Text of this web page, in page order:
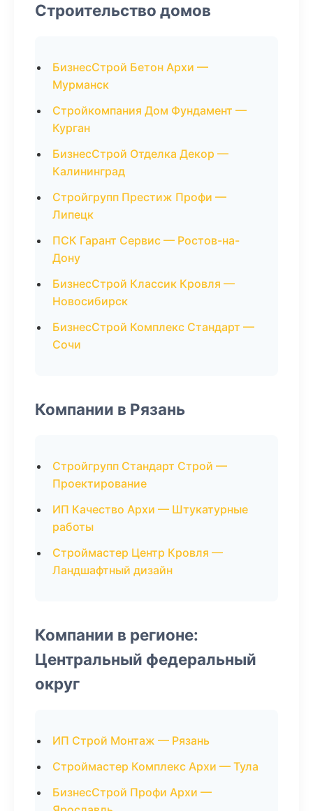
Строительство домов
БизнесСтрой Бетон Архи —
Мурманск
Стройкомпания Дом Фундамент —
Курган
БизнесСтрой Отделка Декор —
Калининград
Стройгрупп Престиж Профи —
Липецк
ПСК Гарант Сервис — Ростов-на-
Дону
БизнесСтрой Классик Кровля —
Новосибирск
БизнесСтрой Комплекс Стандарт —
Сочи
Компании в Рязань
Стройгрупп Стандарт Строй —
Проектирование
ИП Качество Архи — Штукатурные
работы
Строймастер Центр Кровля —
Ландшафтный дизайн
Компании в регионе:
Центральный федеральный
округ
ИП Строй Монтаж — Рязань
Строймастер Комплекс Архи — Тула
БизнесСтрой Профи Архи —